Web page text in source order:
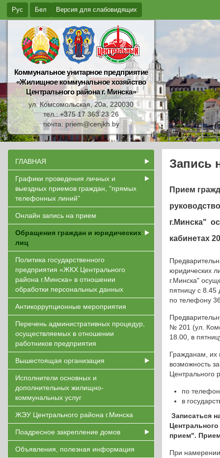
Рус Бел Версия для слабовидящих
Коммунальное унитарное предприятие
«Жилищное коммунальное хозяйство
Центрального района г. Минска»
ул. Комсомольская, 20а, 220030
тел.: +375 17 363 23 26
почта: priem@cenjkh.by
ГЛАВНАЯ
Графики проведения личных и
выездных приемов граждан, "прямых
телефонных линий"
Онлайн запись на прием
Обращения граждан и юридических
лиц
Политика государственного
предприятия «ЖКХ Центрального
района г.Минска» в отношении
обработки персональных данных
Антикоррупционные мероприятия
Перечень административных процедур,
осуществляемых в отношении
работников предприятия
Вышестоящая организация
Исполнители основных и
дополнительных жилищно-
коммунальных услуг
ЖЭУ Центрального района г.Минска
Поадресное закрепление домов
Объявления, полезная информация
Запись
Прием
г.Минска"
кабинетах
юридических
г.Минска"
пятницу с
по телефону
№ 201 (ул.
18.00, в
Гражданам, их
возможность
Центрального
по
в
Записаться
прием".
При